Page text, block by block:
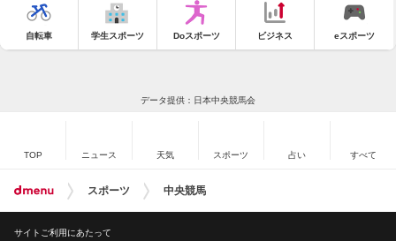
自転車 学生スポーツ Doスポーツ ビジネス eスポーツ
データ提供：日本中央競馬会
TOP ニュース 天気 スポーツ 占い すべて
スポーツ 中央競馬
サイトご利用にあたって